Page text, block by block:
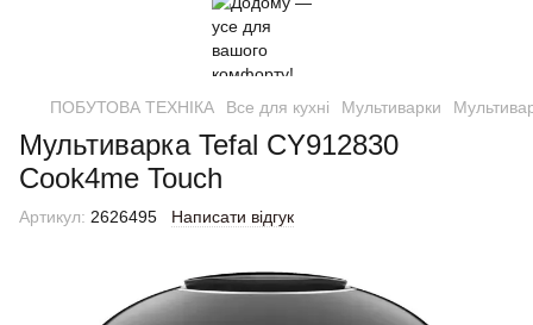
ПОБУТОВА ТЕХНІКА Все для кухні Мультиварки
Мультиварка Tefal CY912830
Cook4me Touch
Артикул: 2626495 Написати відгук